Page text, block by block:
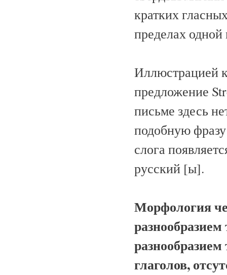
кратких
пределах
Иллюстрацией
предложение
письме здесь
подобную
слога
русский [ы].
Морфология
глаголов,